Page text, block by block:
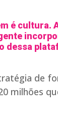
é cultura.
dessa
de
milhões